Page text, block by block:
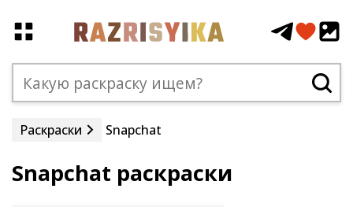
Раскраски Snapchat
Snapchat раскраски